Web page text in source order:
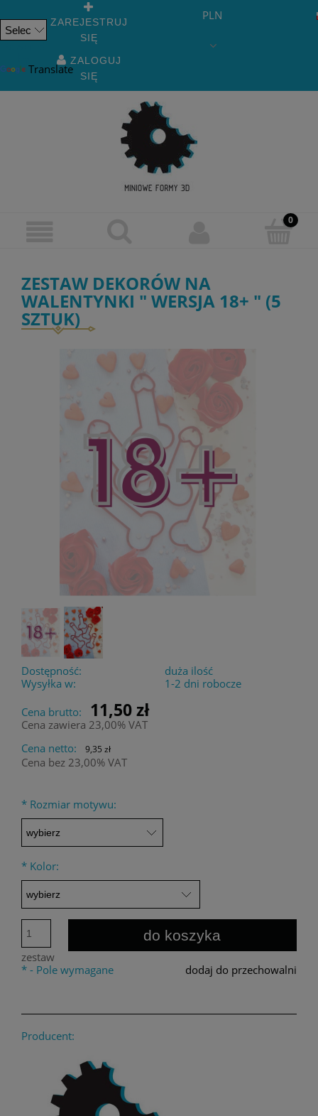
Translate
ZAREJESTRUJ
SIĘ
ZALOGUJ
SIĘ
PLN
ZESTAW DEKORÓW NA
WALENTYNKI " WERSJA 18+ " (5
SZTUK)
Dostępność:
duża ilość
Wysyłka w:
1-2 dni robocze
Cena brutto:
11,50 zł
Cena zawiera 23,00% VAT
Cena netto:
9,35 zł
Cena bez 23,00% VAT
* Rozmiar motywu:
* Kolor:
zestaw
do koszyka
dodaj do przechowalni
* - Pole wymagane
Producent: